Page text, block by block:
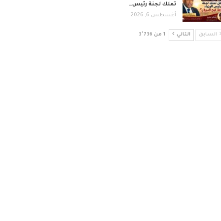
تملك لجنة رئيس…
أغسطس 6, 2026
السابق التالي 1 من 3٬736